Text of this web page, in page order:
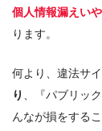
個人情報漏えい
ります。
何より、違法サ
り
、『パブリッ
んなが損をする